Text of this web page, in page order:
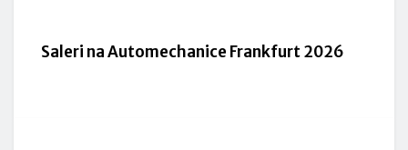
Saleri na Automechanice Frankfurt 2026